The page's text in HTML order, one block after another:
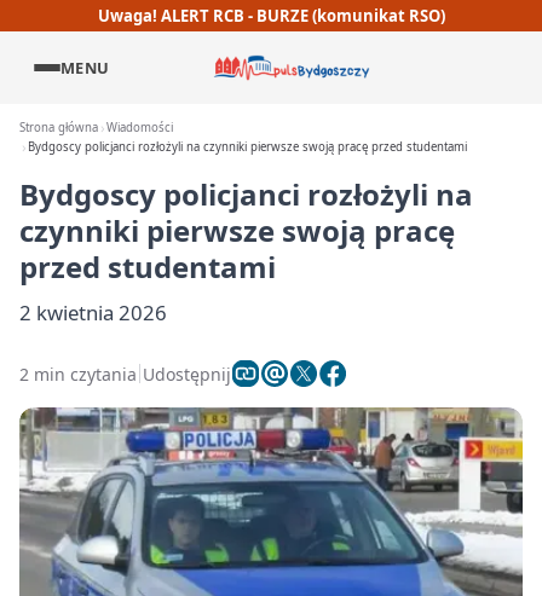
Uwaga! ALERT RCB - BURZE (komunikat RSO)
MENU
Strona główna Wiadomości
Bydgoscy policjanci rozłożyli na czynniki pierwsze swoją pracę przed studentami
Bydgoscy policjanci rozłożyli na
czynniki pierwsze swoją pracę
przed studentami
2 kwietnia 2026
2 min czytania Udostępnij